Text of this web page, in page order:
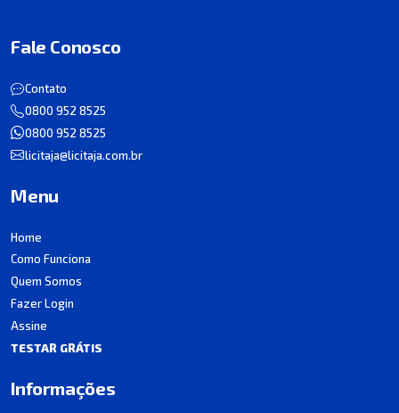
Fale Conosco
Contato
0800 952 8525
0800 952 8525
licitaja@licitaja.com.br
Menu
Home
Como Funciona
Quem Somos
Fazer Login
Assine
TESTAR GRÁTIS
Informações